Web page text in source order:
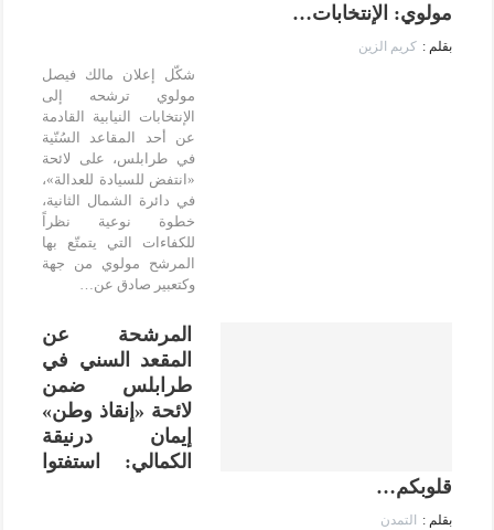
مولوي: الإنتخابات…
كريم الزين
شكّل إعلان مالك فيصل
مولوي ترشحه إلى
الإنتخابات النيابية القادمة
عن أحد المقاعد السُنّية
في طرابلس، على لائحة
«انتفض للسيادة للعدالة»،
في دائرة الشمال الثانية،
خطوة نوعية نظراً
للكفاءات التي يتمتّع بها
المرشح مولوي من جهة
وكتعبير صادق عن…
المرشحة عن
المقعد السني في
طرابلس ضمن
لائحة «إنقاذ وطن»
إيمان درنيقة
الكمالي: استفتوا
قلوبكم…
التمدن